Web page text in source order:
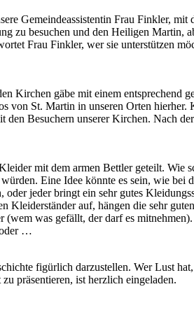
Gemeindeassistentin Frau Finkler, mit
zu besuchen und den Heiligen Martin,
Frau Finkler, wer sie unterstützen
Kirchen gäbe mit einem entsprechend
von St. Martin in unseren Orten hierher.
den Besuchern unserer Kirchen. Nach
mit dem armen Bettler geteilt. Wie
Eine Idee könnte es sein, wie bei
jeder bringt ein sehr gutes
auf, hängen die sehr
(wem was gefällt, der darf es
…
figürlich darzustellen. Wer Lust hat,
präsentieren, ist herzlich eingeladen.